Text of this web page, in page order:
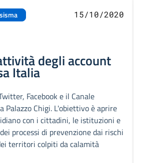
15/10/2020
degli account
Italia
Facebook e il Canale
Palazzo Chigi. L'obiettivo è aprire
con i cittadini, le istituzioni e
processi di prevenzione dai rischi
territori colpiti da calamità